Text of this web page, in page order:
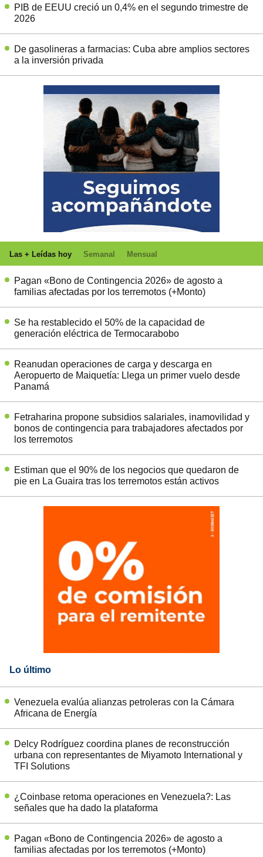
PIB de EEUU creció un 0,4% en el segundo trimestre de
2026
De gasolineras a farmacias: Cuba abre amplios sectores
a la inversión privada
Las + Leídas hoy Semanal Mensual
Pagan «Bono de Contingencia 2026» de agosto a
familias afectadas por los terremotos (+Monto)
Se ha restablecido el 50% de la capacidad de
generación eléctrica de Termocarabobo
Reanudan operaciones de carga y descarga en
Aeropuerto de Maiquetía: Llega un primer vuelo desde
Panamá
Fetraharina propone subsidios salariales, inamovilidad y
bonos de contingencia para trabajadores afectados por
los terremotos
Estiman que el 90% de los negocios que quedaron de
pie en La Guaira tras los terremotos están activos
Lo último
Venezuela evalúa alianzas petroleras con la Cámara
Africana de Energía
Delcy Rodríguez coordina planes de reconstrucción
urbana con representantes de Miyamoto International y
TFI Solutions
¿Coinbase retoma operaciones en Venezuela?: Las
señales que ha dado la plataforma
Pagan «Bono de Contingencia 2026» de agosto a
familias afectadas por los terremotos (+Monto)